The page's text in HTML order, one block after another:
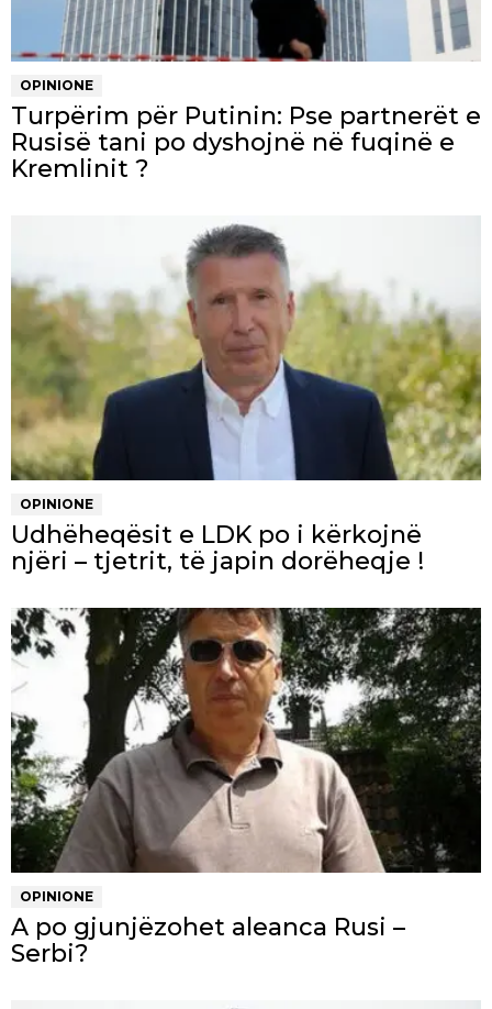
OPINIONE
Turpërim për Putinin: Pse partnerët e
Rusisë tani po dyshojnë në fuqinë e
Kremlinit ?
OPINIONE
Udhëheqësit e LDK po i kërkojnë
njëri – tjetrit, të japin dorëheqje !
OPINIONE
A po gjunjëzohet aleanca Rusi –
Serbi?